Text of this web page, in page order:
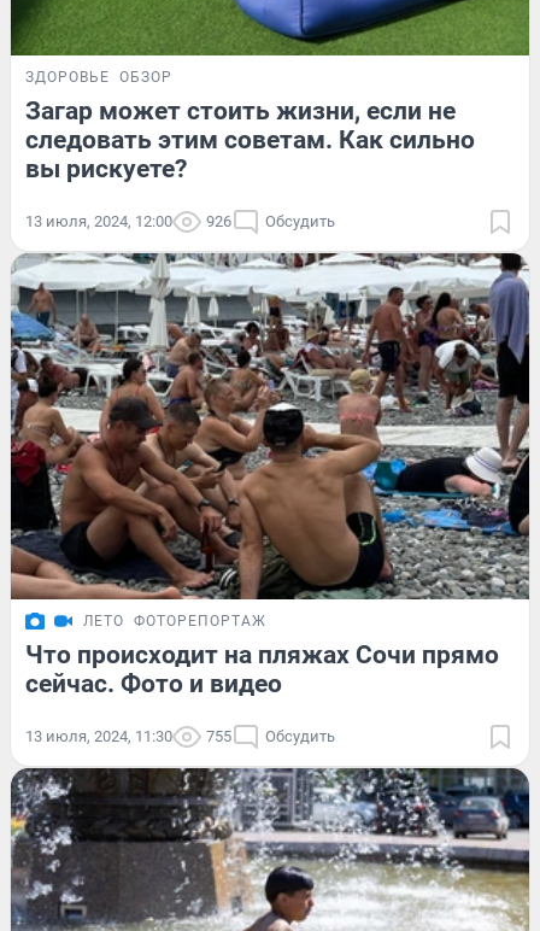
ЗДОРОВЬЕ ОБЗОР
Загар может стоить жизни, если не
следовать этим советам. Как сильно
вы рискуете?
13 июля, 2024, 12:00 926 Обсудить
ЛЕТО ФОТОРЕПОРТАЖ
Что происходит на пляжах Сочи прямо
сейчас. Фото и видео
13 июля, 2024, 11:30 755 Обсудить